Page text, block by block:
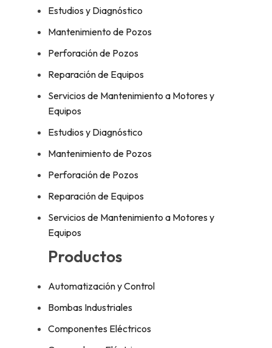
Estudios y Diagnóstico
Mantenimiento de Pozos
Perforación de Pozos
Reparación de Equipos
Servicios de Mantenimiento a Motores y
Equipos
Estudios y Diagnóstico
Mantenimiento de Pozos
Perforación de Pozos
Reparación de Equipos
Servicios de Mantenimiento a Motores y
Equipos
Productos
Automatización y Control
Bombas Industriales
Componentes Eléctricos